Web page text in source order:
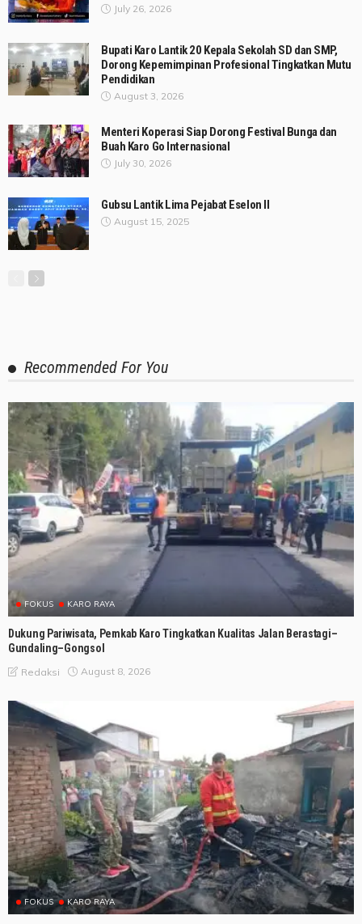
July 26, 2026
Bupati Karo Lantik 20 Kepala Sekolah SD dan SMP,
Dorong Kepemimpinan Profesional Tingkatkan Mutu
Pendidikan
August 3, 2026
Menteri Koperasi Siap Dorong Festival Bunga dan
Buah Karo Go Internasional
July 30, 2026
Gubsu Lantik Lima Pejabat Eselon II
August 15, 2025
Recommended For You
FOKUS KARO RAYA
Dukung Pariwisata, Pemkab Karo Tingkatkan Kualitas Jalan Berastagi–
Gundaling–Gongsol
Redaksi August 8, 2026
FOKUS KARO RAYA